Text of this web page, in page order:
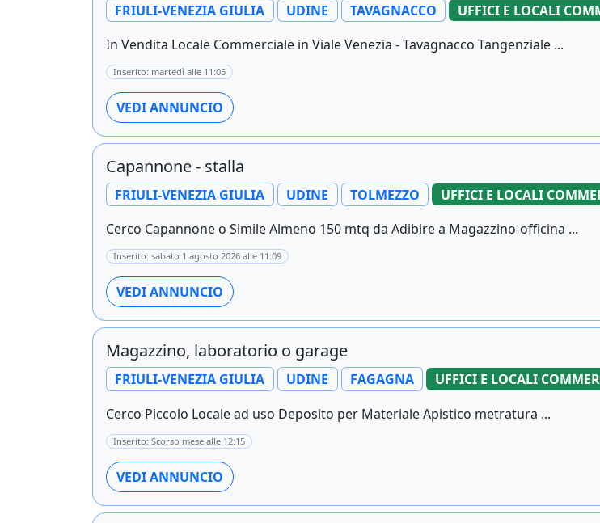
FRIULI-VENEZIA GIULIA UDINE TAVAGNACCO
UFFICI E LOCALI
In Vendita Locale Commerciale in Viale Venezia - Tavagnacco Tangenziale ...
Inserito: martedì alle 11:05
VEDI ANNUNCIO
Capannone - stalla
FRIULI-VENEZIA GIULIA UDINE TOLMEZZO
UFFICI E LOCALI
Cerco Capannone o Simile Almeno 150 mtq da Adibire a Magazzino-officina ...
Inserito: sabato 1 agosto 2026 alle 11:09
VEDI ANNUNCIO
Magazzino, laboratorio o garage
FRIULI-VENEZIA GIULIA UDINE FAGAGNA
UFFICI E LOCALI
Cerco Piccolo Locale ad uso Deposito per Materiale Apistico metratura ...
Inserito: Scorso mese alle 12:15
VEDI ANNUNCIO